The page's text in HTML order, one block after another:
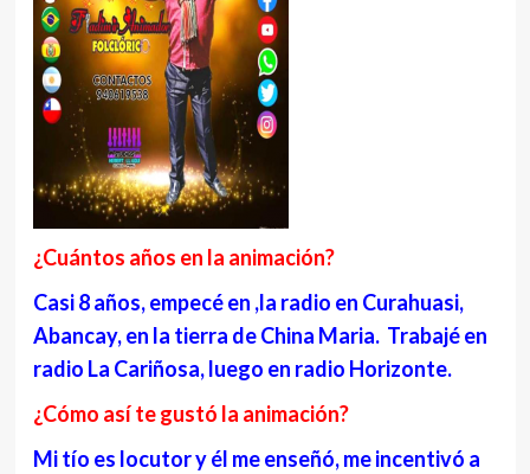
¿Cuántos años en la animación?
Casi 8 años, empecé en ,la radio en Curahuasi,
Abancay, en la tierra de China Maria. Trabajé en
radio La Cariñosa, luego en radio Horizonte.
¿Cómo así te gustó la animación?
Mi tío es locutor y él me enseñó, me incentivó a